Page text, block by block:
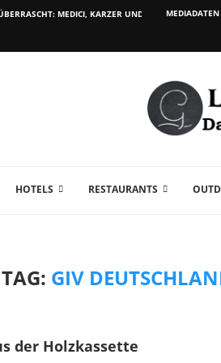
MEDICI, KARZER UND WEIN...
HOTELS RESTAURANTS
TAG: GIV
der Holzkassette